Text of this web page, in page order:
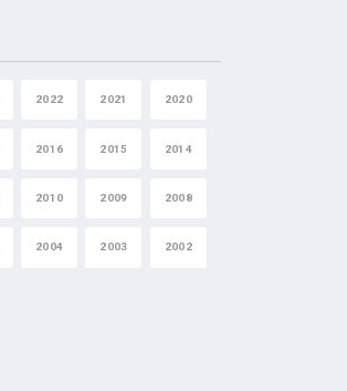
2022 2021 2020
2016 2015 2014
2010 2009 2008
2004 2003 2002